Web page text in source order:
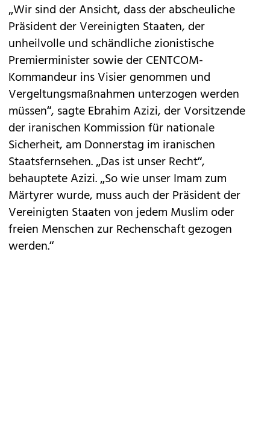
„Wir sind der Ansicht, dass der abscheuliche
Präsident der Vereinigten Staaten, der
unheilvolle und schändliche zionistische
Premierminister sowie der CENTCOM-
Kommandeur ins Visier genommen und
Vergeltungsmaßnahmen unterzogen werden
müssen“, sagte Ebrahim Azizi, der Vorsitzende
der iranischen Kommission für nationale
Sicherheit, am Donnerstag im iranischen
Staatsfernsehen. „Das ist unser Recht“,
behauptete Azizi. „So wie unser Imam zum
Märtyrer wurde, muss auch der Präsident der
Vereinigten Staaten von jedem Muslim oder
freien Menschen zur Rechenschaft gezogen
werden.“